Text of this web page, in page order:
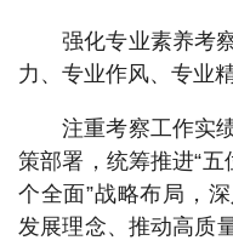
强化专业素养考
力、专业作风、专业
注重考察工作实
策部署，统筹推进“五
个全面”战略布局，
发展理念、推动高质